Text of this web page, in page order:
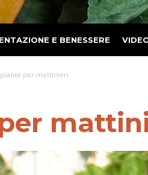
E BENESSERE
per mattinieri